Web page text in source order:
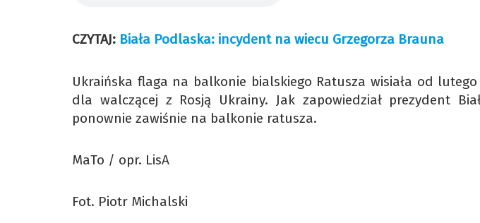
CZYTAJ: Biała Podlaska: incydent na wiecu Grzegorza Brauna
Ukraińska flaga na balkonie bialskiego Ratusza wisiała od
dla walczącej z Rosją Ukrainy. Jak zapowiedział prezydent
ponownie zawiśnie na balkonie ratusza.
MaTo / opr. LisA
Fot. Piotr Michalski